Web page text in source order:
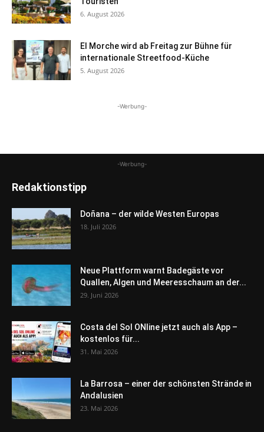
6. August 2026
El Morche wird ab Freitag zur Bühne für
internationale Streetfood-Küche
5. August 2026
-Werbung-
-Werbung-
Redaktionstipp
Doñana – der wilde Westen Europas
18. Juli 2026
Neue Plattform warnt Badegäste vor
Quallen, Algen und Meeresschaum an der...
29. Juni 2026
Costa del Sol ONline jetzt auch als App –
kostenlos für...
31. Mai 2026
La Barrosa – einer der schönsten Strände in
Andalusien
23. Mai 2026